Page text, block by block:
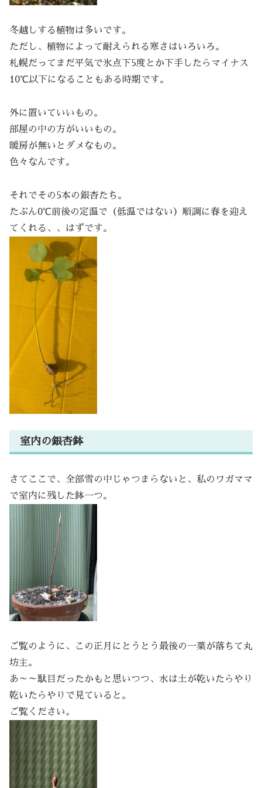
冬越しする植物は多いです。
ただし、植物によって耐えられる寒さはいろいろ。
札幌だってまだ平気で氷点下5度とか下手したらマイナス
10℃以下になることもある時期です。
外に置いていいもの。
部屋の中の方がいいもの。
暖房が無いとダメなもの。
色々なんです。
それでその5本の銀杏たち。
たぶん0℃前後の定温で（低温ではない）順調に春を迎え
てくれる、、はずです。
室内の銀杏鉢
さてここで、全部雪の中じゃつまらないと、私のワガママ
で室内に残した鉢一つ。
ご覧のように、この正月にとうとう最後の一葉が落ちて丸
坊主。
あ～～駄目だったかもと思いつつ、水は土が乾いたらやり
乾いたらやりで見ていると。
ご覧ください。